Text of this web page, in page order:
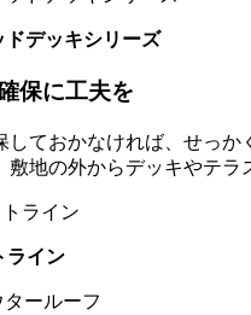
ドデッキシリーズ
保に工夫を
しておかなければ、せっか
敷地の外からデッキやテラ
ライン